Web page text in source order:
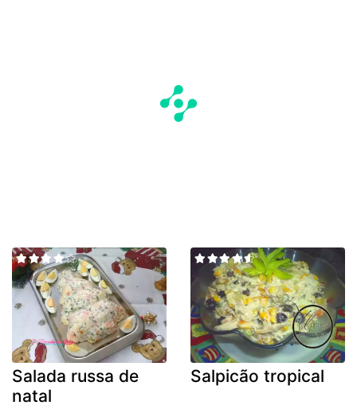
Salada russa de
natal
Salpicão tropical